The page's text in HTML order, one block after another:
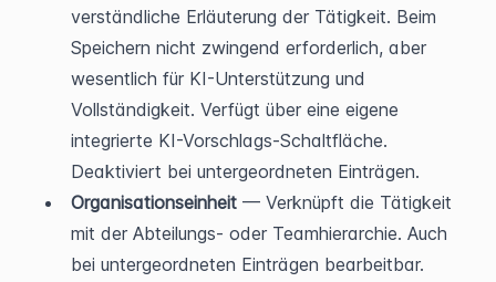
verständliche Erläuterung der Tätigkeit. Beim
Speichern nicht zwingend erforderlich, aber
wesentlich für KI-Unterstützung und
Vollständigkeit. Verfügt über eine eigene
integrierte KI-Vorschlags-Schaltfläche.
Deaktiviert bei untergeordneten Einträgen.
Organisationseinheit — Verknüpft die Tätigkeit
mit der Abteilungs- oder Teamhierarchie. Auch
bei untergeordneten Einträgen bearbeitbar.